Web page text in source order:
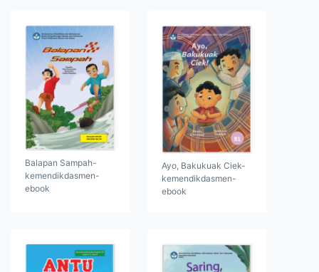
Balapan Sampah-
kemendikdasmen-
ebook
Ayo, Bakukuak Ciek-
kemendikdasmen-
ebook